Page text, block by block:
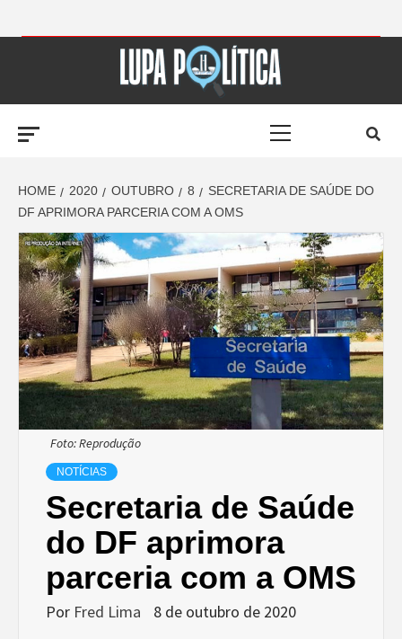
LUPA
POLÍTICA –
AMPLIANDO A
NOTÍCIA
HOME 2020 OUTUBRO 8
SECRETARIA DE SAÚDE DO
DF APRIMORA PARCERIA COM A OMS
Foto: Reprodução
NOTÍCIAS
Secretaria de Saúde
do DF aprimora
parceria com a OMS
Por Fred Lima 8 de outubro de 2020